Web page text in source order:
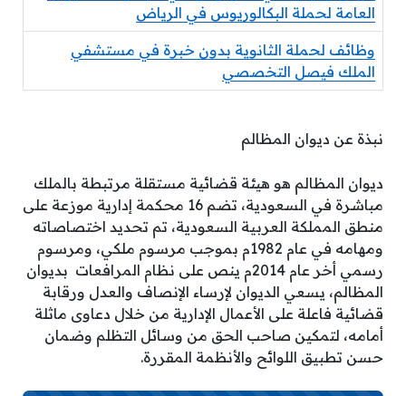
العامة لحملة البكالوريوس في الرياض
وظائف لحملة الثانوية بدون خبرة في مستشفي
الملك فيصل التخصصي
نبذة عن ديوان المظالم
ديوان المظالم هو هيئة قضائية مستقلة مرتبطة بالملك
مباشرة في السعودية، تضم 16 محكمة إدارية موزعة على
منطق المملكة العربية السعودية، تم تحديد اختصاصاته
ومهامه في عام 1982م بموجب مرسوم ملكي، ومرسوم
رسمي أخر عام 2014م ينص على نظام المرافعات بديوان
المظالم، يسعي الديوان لإرساء الإنصاف والعدل ورقابة
قضائية فاعلة على الأعمال الإدارية من خلال دعاوى ماثلة
أمامه، لتمكين صاحب الحق من وسائل التظلم وضمان
حسن تطبيق اللوائح والأنظمة المقررة.